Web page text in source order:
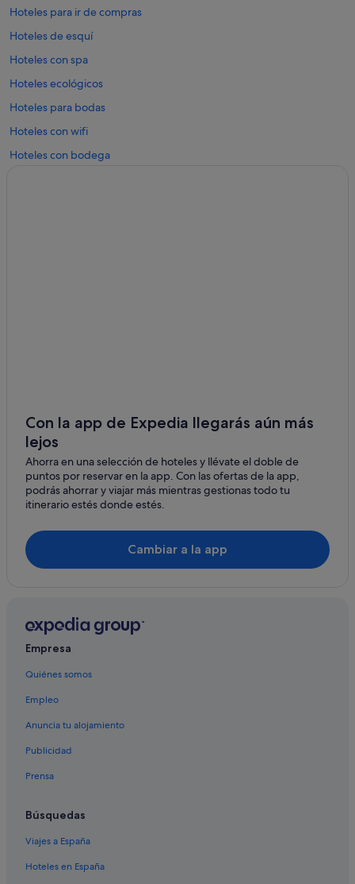
Hoteles para ir de compras
Hoteles de esquí
Hoteles con spa
Hoteles ecológicos
Hoteles para bodas
Hoteles con wifi
Hoteles con bodega
Con la app de Expedia llegarás aún más
lejos
Ahorra en una selección de hoteles y llévate el doble de
puntos por reservar en la app. Con las ofertas de la app,
podrás ahorrar y viajar más mientras gestionas todo tu
itinerario estés donde estés.
Cambiar a la app
Empresa
Quiénes somos
Empleo
Anuncia tu alojamiento
Publicidad
Prensa
Búsquedas
Viajes a España
Hoteles en España